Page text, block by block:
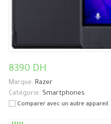
8390 DH
Marque: Razer
Catégorie: Smartphones
Comparer avec un autre appareil